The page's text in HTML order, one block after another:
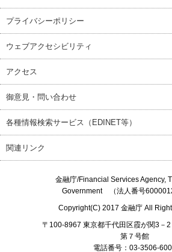
プライバシーポリシー
ウェブアクセシビリティ
アクセス
御意見・問い合わせ
各種情報検索サービス（EDINET等）
関連リンク
金融庁/Financial Services Agency,
Government（法人番号
Copyright(C) 2017 金融庁 All
〒100-8967 東京都千代田区霞が関3－
第７号館
電話番号：03-3506-